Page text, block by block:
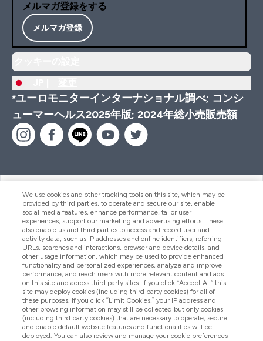
メルマガ登録をする
メルマガ登録
*ユーロモニターインターナショナル調べ; コンシ
ューマーヘルス2025年版; 2024年総小売販売額
ヘルプ＆ガイド
商品について
会社概要
特典＆ポイント
We use cookies and other tracking tools on this site, which may be
provided by third parties, to operate and secure our site, enable
social media features, enhance performance, tailor user
experiences, support our marketing and advertising efforts. These
also enable us and third parties to access and record user and
activity data, such as IP addresses and online identifiers, referring
URLs, searches and interactions, browser and device details, and
other usage information, which may be used to provide enhanced
functionality and personalized experiences, analyze and improve
performance, and reach users with more relevant content and ads
on this site and across third party sites. If you click “Accept All” this
site may deploy cookies (including third party cookies) for all of
these purposes. If you click “Limit Cookies,” your IP address and
other browsing information may still be collected but only cookies
(including third party cookies) that are necessary to operate, secure
and enable default website features and functionalities will be
deployed. You can also review and manage your cookie preferences